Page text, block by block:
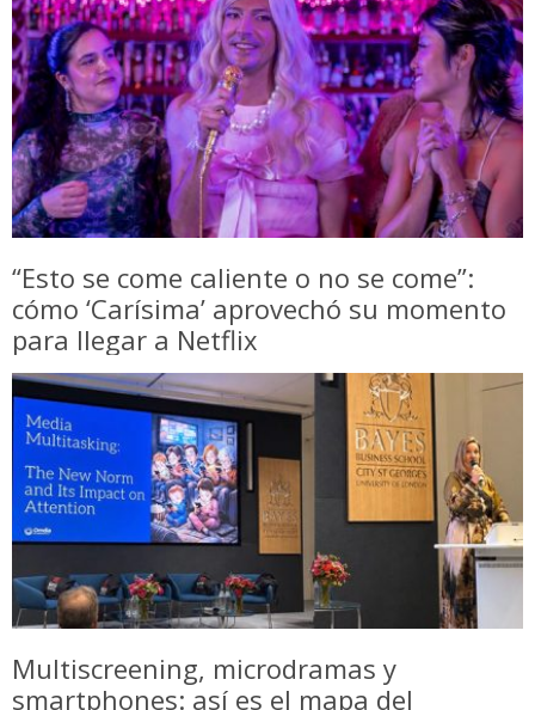
“Esto se come caliente o no se come”:
cómo ‘Carísima’ aprovechó su momento
para llegar a Netflix
Multiscreening, microdramas y
smartphones: así es el mapa del